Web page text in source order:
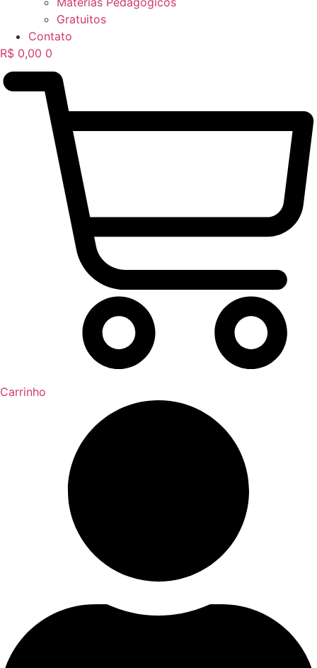
Gratuitos
Contato
R$ 0,00 0
Carrinho